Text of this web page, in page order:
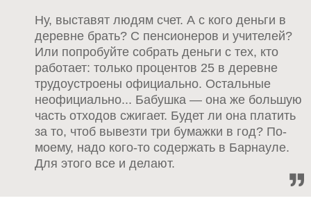
Ну, выставят людям счет. А с кого деньги в
деревне брать? С пенсионеров и учителей?
Или попробуйте собрать деньги с тех, кто
работает: только процентов 25 в деревне
трудоустроены официально. Остальные
неофициально... Бабушка — она же большую
часть отходов сжигает. Будет ли она платить
за то, чтоб вывезти три бумажки в год? По-
моему, надо кого-то содержать в Барнауле.
Для этого все и делают.